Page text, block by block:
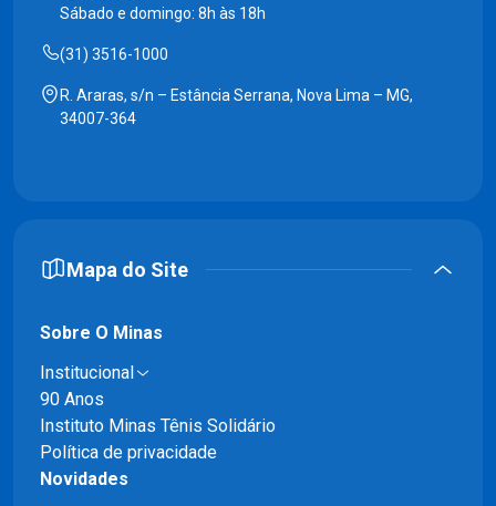
Sábado e domingo: 8h às 18h
(31) 3516-1000
R. Araras, s/n – Estância Serrana, Nova Lima – MG,
34007-364
Mapa do Site
Sobre O Minas
Institucional
90 Anos
Instituto Minas Tênis Solidário
Política de privacidade
Novidades